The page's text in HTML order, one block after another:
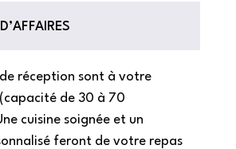
de réception sont à votre
de 30 à 70
cuisine soignée et un
feront de votre repas